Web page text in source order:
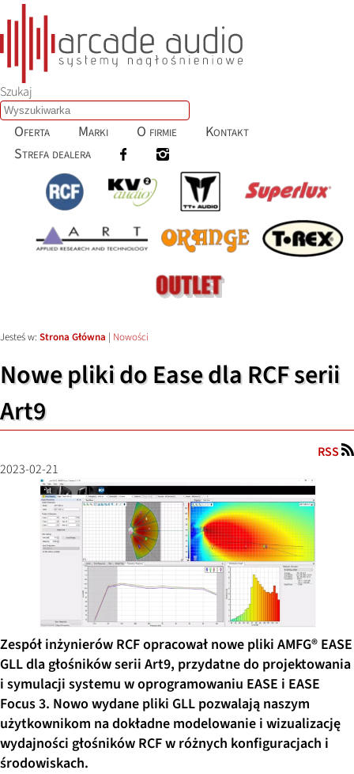
Szukaj
Oferta Marki O firmie
Kontakt
Strefa dealera
Jesteś w: Strona Główna | Nowości
Nowe pliki do Ease dla RCF serii
Art9
RSS
2023-02-21
Zespół inżynierów RCF opracował nowe pliki AMFG® EASE
GLL dla głośników serii Art9, przydatne do projektowania
i symulacji systemu w oprogramowaniu EASE i EASE
Focus 3. Nowo wydane pliki GLL pozwalają naszym
użytkownikom na dokładne modelowanie i wizualizację
wydajności głośników RCF w różnych konfiguracjach i
środowiskach.